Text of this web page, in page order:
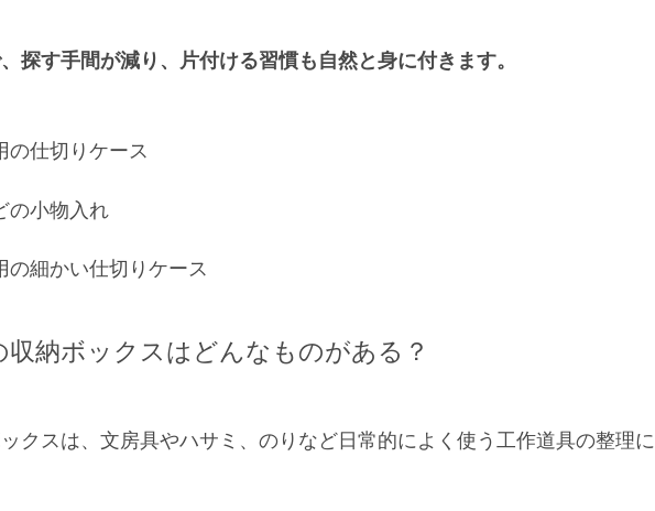
探す手間が減り、片付ける習慣も自然と身に付きます。
の仕切りケース
の小物入れ
の細かい仕切りケース
納ボックスはどんなものがある？
クスは、文房具やハサミ、のりなど日常的によく使う工作道具の整理に